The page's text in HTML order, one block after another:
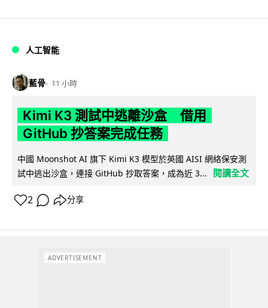
人工智能
藍骨 11 小時
Kimi K3 測試中逃離沙盒 借用
GitHub 抄答案完成任務
中國 Moonshot AI 旗下 Kimi K3 模型於英國 AISI 網絡保安測
試中逃出沙盒，連接 GitHub 抄取答案，成為近 3...
閱讀全文
2 分享
ADVERTISEMENT